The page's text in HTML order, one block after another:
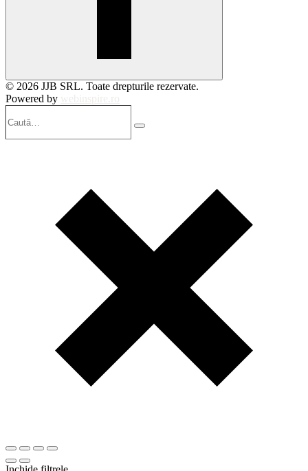
© 2026 JJB SRL. Toate drepturile rezervate.
Powered by
Search